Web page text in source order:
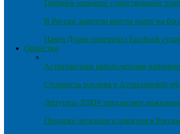
Горбачев опроверг существование
В России захотели ввести налог на
Павел Дуров пригрозил Facebook
Общество
Астраханским работодателям
Стоимость топлива в Астраханской
Депутаты ЛДПР предлагают
Продажи легального алкоголя в